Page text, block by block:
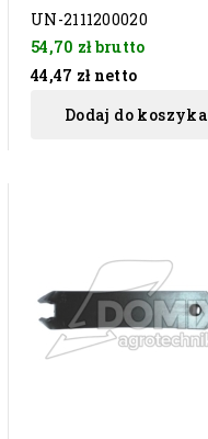
UN-2111200020
54,70 złbrutto
44,47 zł netto
Dodaj do koszyka